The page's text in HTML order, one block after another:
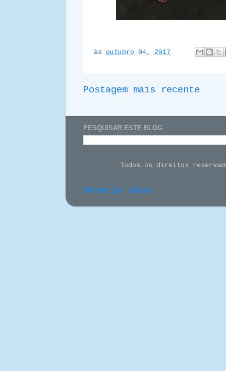
às outubro 04, 2017
Postagem mais recente
PESQUISAR ESTE BLOG
Todos os direitos
Denunciar abuso